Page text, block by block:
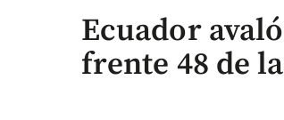
Ecuador
frente 48 de